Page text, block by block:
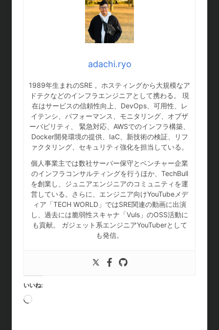
adachi.ryo
1989年生まれのSRE 。ホスティングから大規模なア
ドテクなどのインフラエンジニアとして携わる。 現
在はサービスの信頼性向上、DevOps、可用性、レ
イテンシ、パフォーマンス、モニタリング、オブザ
ーバビリティ、 緊急対応、AWSでのインフラ構築、
Docker開発環境の提供、IaC、新技術の検証、リフ
ァクタリング、セキュリティ強化を担当している。
個人事業主では数社サーバー保守とベンチャー企業
のインフラコンサルティングを行うほか、TechBull
を創業し、ジュニアエンジニアのコミュニティを運
営している。さらに、エンジニア向けYouTubeメデ
ィア「TECH WORLD」ではSRE関連の動画に出演
し、過去には脆弱性スキャナ「Vuls」のOSS活動に
も貢献。 ガジェット系エンジニアYouTuberとして
も発信。
いいね:
読